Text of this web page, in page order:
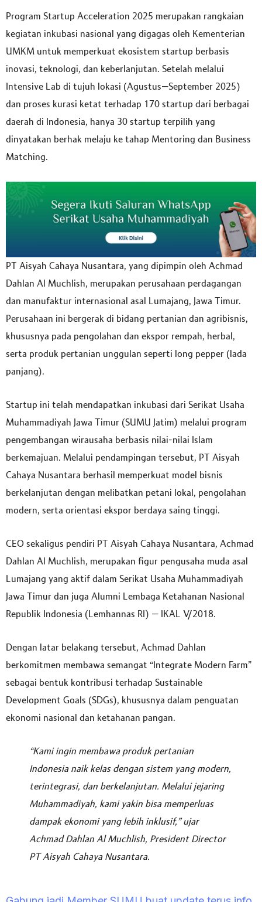
Program Startup Acceleration 2025 merupakan rangkaian
kegiatan inkubasi nasional yang digagas oleh Kementerian
UMKM untuk memperkuat ekosistem startup berbasis
inovasi, teknologi, dan keberlanjutan. Setelah melalui
Intensive Lab di tujuh lokasi (Agustus–September 2025)
dan proses kurasi ketat terhadap 170 startup dari berbagai
daerah di Indonesia, hanya 30 startup terpilih yang
dinyatakan berhak melaju ke tahap Mentoring dan Business
Matching.
PT Aisyah Cahaya Nusantara, yang dipimpin oleh Achmad
Dahlan Al Muchlish, merupakan perusahaan perdagangan
dan manufaktur internasional asal Lumajang, Jawa Timur.
Perusahaan ini bergerak di bidang pertanian dan agribisnis,
khususnya pada pengolahan dan ekspor rempah, herbal,
serta produk pertanian unggulan seperti long pepper (lada
panjang).
Startup ini telah mendapatkan inkubasi dari Serikat Usaha
Muhammadiyah Jawa Timur (SUMU Jatim) melalui program
pengembangan wirausaha berbasis nilai-nilai Islam
berkemajuan. Melalui pendampingan tersebut, PT Aisyah
Cahaya Nusantara berhasil memperkuat model bisnis
berkelanjutan dengan melibatkan petani lokal, pengolahan
modern, serta orientasi ekspor berdaya saing tinggi.
CEO sekaligus pendiri PT Aisyah Cahaya Nusantara, Achmad
Dahlan Al Muchlish, merupakan figur pengusaha muda asal
Lumajang yang aktif dalam Serikat Usaha Muhammadiyah
Jawa Timur dan juga Alumni Lembaga Ketahanan Nasional
Republik Indonesia (Lemhannas RI) – IKAL V/2018.
Dengan latar belakang tersebut, Achmad Dahlan
berkomitmen membawa semangat “Integrate Modern Farm”
sebagai bentuk kontribusi terhadap Sustainable
Development Goals (SDGs), khususnya dalam penguatan
ekonomi nasional dan ketahanan pangan.
“Kami ingin membawa produk pertanian
Indonesia naik kelas dengan sistem yang modern,
terintegrasi, dan berkelanjutan. Melalui jejaring
Muhammadiyah, kami yakin bisa memperluas
dampak ekonomi yang lebih inklusif,” ujar
Achmad Dahlan Al Muchlish, President Director
PT Aisyah Cahaya Nusantara.